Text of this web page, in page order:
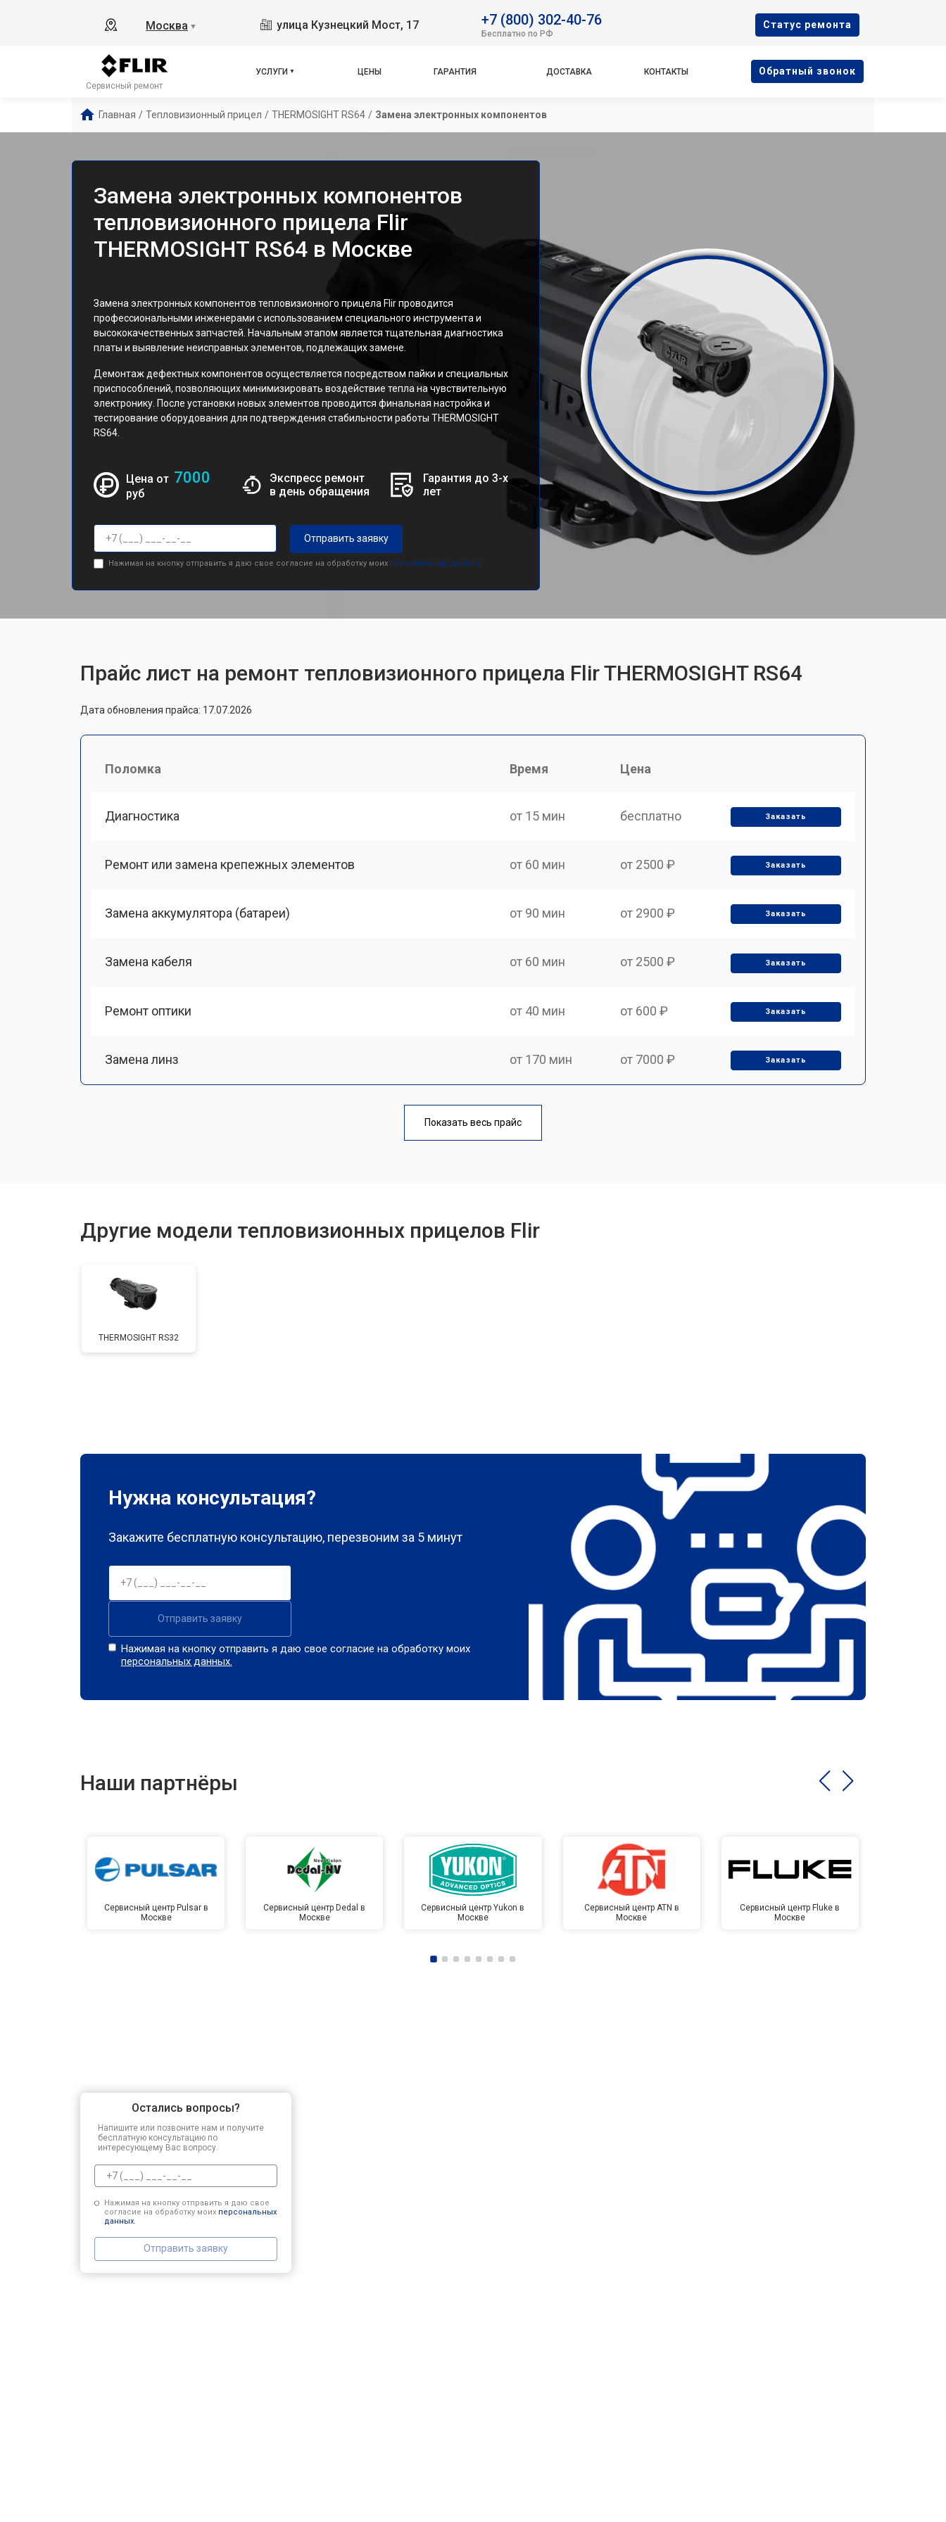
Москва ▼ улица Кузнецкий Мост, 17 +7 (800) 302-40-76
Бесплатно по РФ
Cтатус ремонта
Сервисный ремонт
УСЛУГИ ЦЕНЫ ГАРАНТИЯ ДОСТАВКА КОНТАКТЫ Oбратный звонок
Главная / Тепловизионный прицел / THERMOSIGHT RS64 / Замена электронных компонентов
Замена электронных компонентов
тепловизионного прицела Flir
THERMOSIGHT RS64 в Москве
Замена электронных компонентов тепловизионного прицела Flir проводится
профессиональными инженерами с использованием специального инструмента и
высококачественных запчастей. Начальным этапом является тщательная диагностика
платы и выявление неисправных элементов, подлежащих замене.
Демонтаж дефектных компонентов осуществляется посредством пайки и специальных
приспособлений, позволяющих минимизировать воздействие тепла на чувствительную
электронику. После установки новых элементов проводится финальная настройка и
тестирование оборудования для подтверждения стабильности работы THERMOSIGHT
RS64.
Цена от 7000
руб
Экспресс ремонт
в день обращения
Гарантия до 3-х
лет
Отправить заявку
Нажимая на кнопку отправить я даю свое согласие на обработку моих персональных данных.
Прайс лист на ремонт тепловизионного прицела Flir THERMOSIGHT RS64
Дата обновления прайса: 17.07.2026
Поломка Время Цена
Диагностика от 15 мин бесплатно Заказать
Ремонт или замена крепежных элементов от 60 мин от 2500 ₽ Заказать
Замена аккумулятора (батареи) от 90 мин от 2900 ₽ Заказать
Замена кабеля от 60 мин от 2500 ₽ Заказать
Ремонт оптики от 40 мин от 600 ₽ Заказать
Замена линз от 170 мин от 7000 ₽ Заказать
от 70 мин
Показать весь прайс
Другие модели тепловизионных прицелов Flir
THERMOSIGHT RS32
Нужна консультация?
Закажите бесплатную консультацию, перезвоним за 5 минут
Отправить заявку
Нажимая на кнопку отправить я даю свое согласие на обработку моих
персональных данных.
Наши партнёры
Сервисный центр Pulsar в
Москве
Сервисный центр Dedal в
Москве
Сервисный центр Yukon в
Москве
Сервисный центр ATN в
Москве
Сервисный центр Fluke в
Москве
Остались вопросы?
Напишите или позвоните нам и получите
бесплатную консультацию по
интересующему Вас вопросу.
Нажимая на кнопку отправить я даю свое
согласие на обработку моих персональных
данных.
Отправить заявку